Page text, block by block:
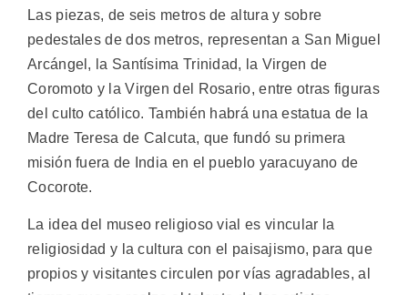
Las piezas, de seis metros de altura y sobre
pedestales de dos metros, representan a San Miguel
Arcángel, la Santísima Trinidad, la Virgen de
Coromoto y la Virgen del Rosario, entre otras figuras
del culto católico. También habrá una estatua de la
Madre Teresa de Calcuta, que fundó su primera
misión fuera de India en el pueblo yaracuyano de
Cocorote.
La idea del museo religioso vial es vincular la
religiosidad y la cultura con el paisajismo, para que
propios y visitantes circulen por vías agradables, al